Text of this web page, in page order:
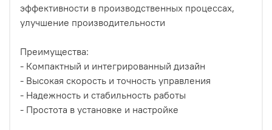
эффективности в производственных процессах,
улучшение производительности
Преимущества:
- Компактный и интегрированный дизайн
- Высокая скорость и точность управления
- Надежность и стабильность работы
- Простота в установке и настройке